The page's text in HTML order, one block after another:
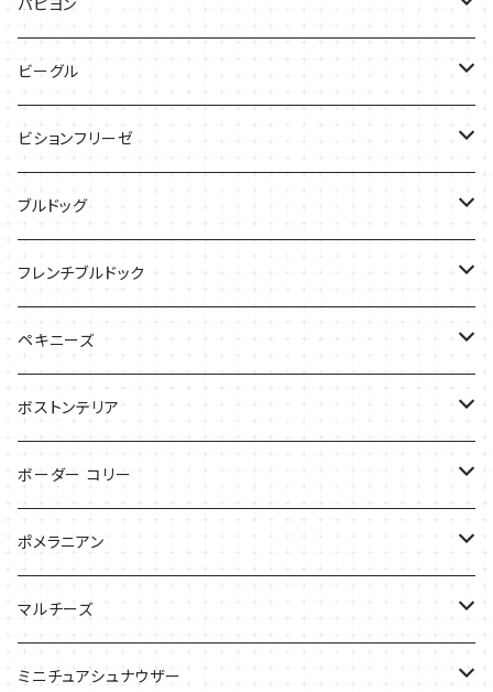
バッグ
ケース
パピヨン
ケース
バッグ
ビーグル
Tシャツ
ケース
バッグ
ビションフリーゼ
Tシャツ
バッグ
ケース
ブルドッグ
Tシャツ
バッグ
ケース
フレンチブルドック
バッグ
ケース
ペキニーズ
ケース
Tシャツ
バッグ
ボストンテリア
Tシャツ
バッグ
ケース
ボーダー コリー
Tシャツ
バッグ
ケース
ポメラニアン
Tシャツ
ケース
マルチーズ
ケース
ミニチュアシュナウザー